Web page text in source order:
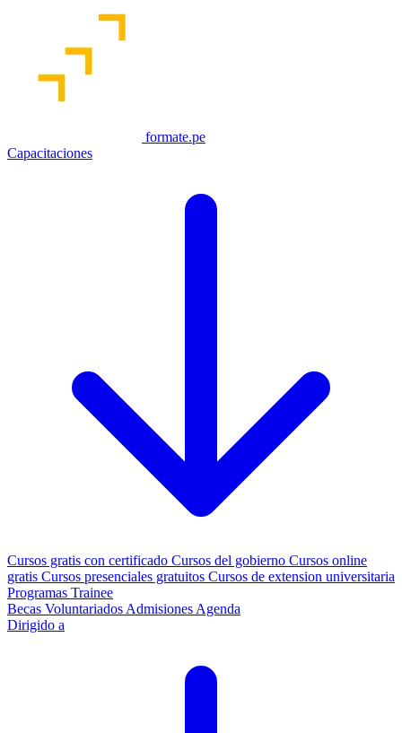
formate.pe
Capacitaciones
Cursos gratis con certificado Cursos del gobierno Cursos online
gratis Cursos presenciales gratuitos Cursos de extension universitaria
Programas Trainee
Becas Voluntariados Admisiones Agenda
Dirigido a